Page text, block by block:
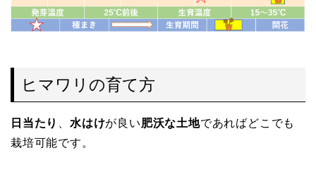
ヒマワリの育て方
日当たり 水はけが良い肥沃な土地であればどこでも
栽培可能です。